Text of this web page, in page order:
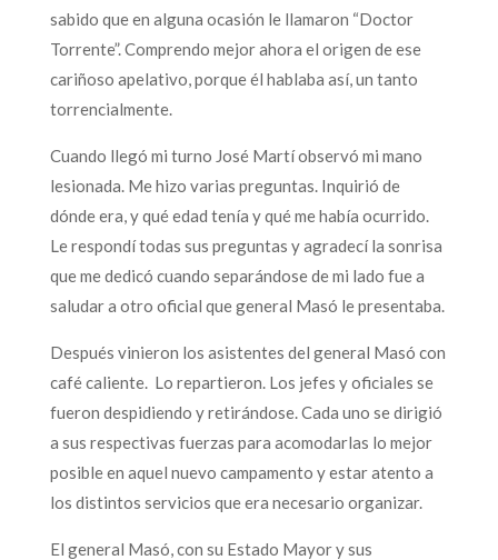
sabido que en alguna ocasión le llamaron “Doctor
Torrente”. Comprendo mejor ahora el origen de ese
cariñoso apelativo, porque él hablaba así, un tanto
torrencialmente.
Cuando llegó mi turno José Martí observó mi mano
lesionada. Me hizo varias preguntas. Inquirió de
dónde era, y qué edad tenía y qué me había ocurrido.
Le respondí todas sus preguntas y agradecí la sonrisa
que me dedicó cuando separándose de mi lado fue a
saludar a otro oficial que general Masó le presentaba.
Después vinieron los asistentes del general Masó con
café caliente. Lo repartieron. Los jefes y oficiales se
fueron despidiendo y retirándose. Cada uno se dirigió
a sus respectivas fuerzas para acomodarlas lo mejor
posible en aquel nuevo campamento y estar atento a
los distintos servicios que era necesario organizar.
El general Masó, con su Estado Mayor y sus